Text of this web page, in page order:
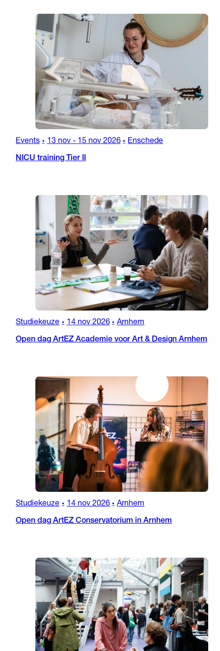
Events • 13 nov- 15 nov 2026 • Enschede
NICU training Tier II
Studiekeuze • 14 nov 2026 • Arnhem
Open dag ArtEZ Academie voor Art & Design Arnhem
Studiekeuze • 14 nov 2026 • Arnhem
Open dag ArtEZ Conservatorium in Arnhem